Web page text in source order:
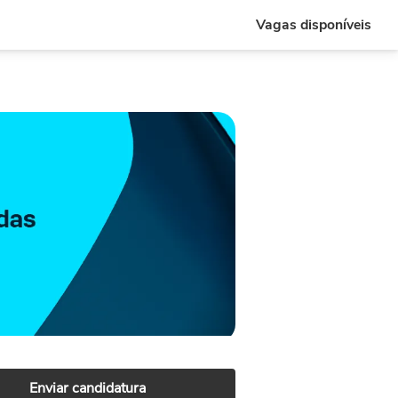
Vagas disponíveis
Enviar candidatura